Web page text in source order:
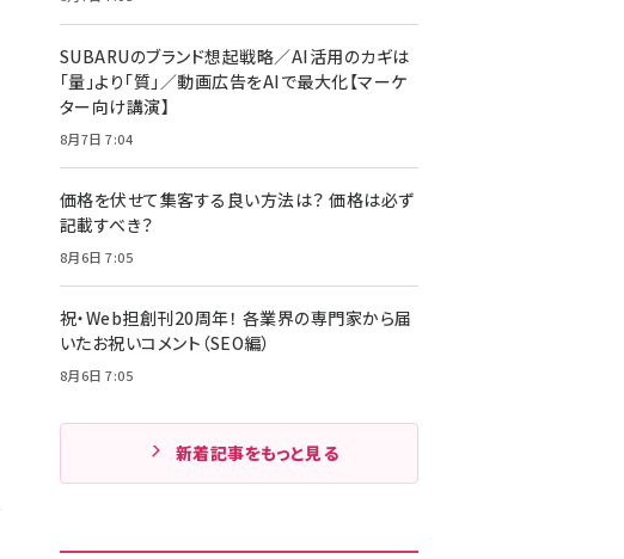
SUBARUのブランド想起戦略／AI活用のカギは
「量」より「質」／動画広告をAIで最大化【マーケ
ター向け講演】
8月7日 7:04
価格を伏せて集客する良い方法は？ 価格は必ず
記載すべき？
8月6日 7:05
祝・Web担創刊20周年！ 各業界の専門家から届
いたお祝いコメント（SEO編）
8月6日 7:05
新着記事をもっと見る